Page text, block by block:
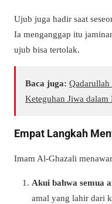
Ujub juga hadir saat
Ia menganggap itu
ujub bisa tertolak.
Baca juga: Qadarullah
Keteguhan Jiwa
Empat Langkah
Imam Al-Ghazali
Akui bahwa semua
amal yang lahir dari